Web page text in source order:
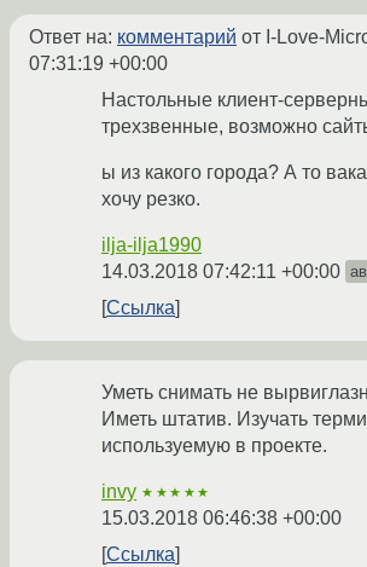
Ответ на: комментарий от I-Love-
07:31:19 +00:00
Настольные клиент-
трехзвенные, возможно
ы из какого города? А то
хочу резко.
ilja-ilja1990
14.03.2018 07:42:11 +00:00
Ссылка
Уметь снимать не
Иметь штатив. Изучать
используемую в проекте.
invy ★★★★★
15.03.2018 06:46:38 +00:00
Ссылка